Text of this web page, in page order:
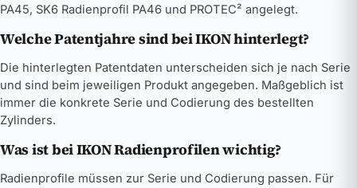
PA45, SK6 Radienprofil PA46 und PROTEC² angelegt.
Welche Patentjahre sind bei IKON hinterlegt?
Die hinterlegten Patentdaten unterscheiden sich je nach Serie
und sind beim jeweiligen Produkt angegeben. Maßgeblich ist
immer die konkrete Serie und Codierung des bestellten
Zylinders.
Was ist bei IKON Radienprofilen wichtig?
Radienprofile müssen zur Serie und Codierung passen. Für